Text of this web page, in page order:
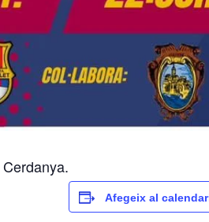
Afegeix al